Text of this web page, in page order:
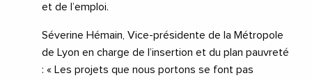
et de l’emploi.
Séverine Hémain, Vice-présidente de la Métropole
de Lyon en charge de l’insertion et du plan pauvreté
: « Les projets que nous portons se font pas